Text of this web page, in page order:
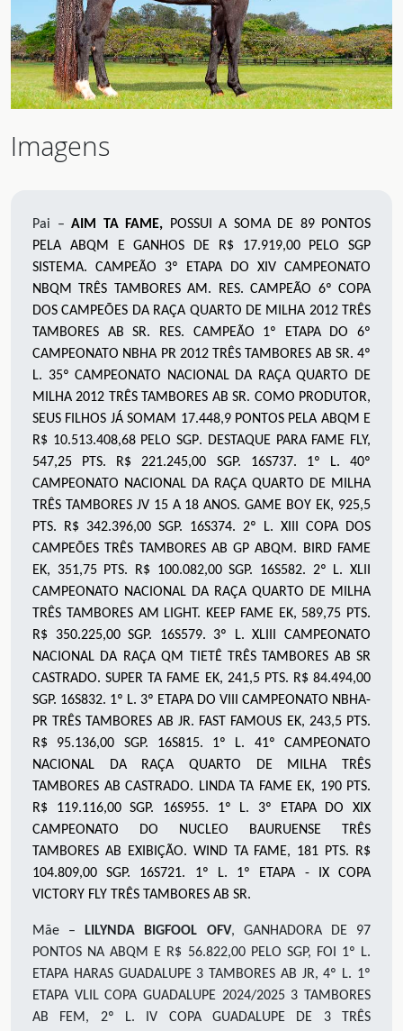
Imagens
Pai – AIM TA FAME, POSSUI A SOMA DE 89 PONTOS
PELA ABQM E GANHOS DE R$ 17.919,00 PELO SGP
SISTEMA. CAMPEÃO 3º ETAPA DO XIV CAMPEONATO
NBQM TRÊS TAMBORESAM. RES. CAMPEÃO 6º COPA
DOS CAMPEÕES DA RAÇA QUARTO DE MILHA 2012 TRÊS
TAMBORES AB SR. RES. CAMPEÃO 1º ETAPA DO 6º
CAMPEONATO NBHA PR 2012 TRÊS TAMBORES AB SR. 4º
L. 35º CAMPEONATO NACIONAL DA RAÇA QUARTO DE
MILHA 2012 TRÊS TAMBORES AB SR. COMO PRODUTOR,
SEUS FILHOS JÁ SOMAM 17.448,9 PONTOS PELA ABQM E
R$ 10.513.408,68 PELO SGP. DESTAQUE PARA FAME FLY,
547,25 PTS. R$ 221.245,00 SGP. 16S737. 1º L. 40º
CAMPEONATO NACIONAL DA RAÇA QUARTO DE MILHA
TRÊS TAMBORES JV 15 A 18 ANOS. GAME BOY EK, 925,5
PTS. R$ 342.396,00 SGP. 16S374. 2º L. XIII COPA DOS
CAMPEÕES TRÊS TAMBORES AB GP ABQM. BIRD FAME
EK, 351,75 PTS. R$ 100.082,00 SGP. 16S582. 2º L. XLII
CAMPEONATO NACIONAL DA RAÇA QUARTO DE MILHA
TRÊS TAMBORES AM LIGHT. KEEP FAME EK, 589,75 PTS.
R$ 350.225,00 SGP. 16S579. 3º L. XLIII CAMPEONATO
NACIONAL DA RAÇA QM TIETÊ TRÊS TAMBORES AB SR
CASTRADO. SUPER TA FAME EK, 241,5 PTS. R$ 84.494,00
SGP. 16S832. 1º L. 3º ETAPA DO VIII CAMPEONATO NBHA-
PR TRÊS TAMBORES AB JR. FAST FAMOUS EK, 243,5 PTS.
R$ 95.136,00 SGP. 16S815. 1º L. 41º CAMPEONATO
NACIONAL DA RAÇA QUARTO DE MILHA TRÊS
TAMBORES AB CASTRADO. LINDA TA FAME EK, 190 PTS.
R$ 119.116,00 SGP. 16S955. 1º L. 3º ETAPA DO XIX
CAMPEONATO DO NUCLEO BAURUENSE TRÊS
TAMBORES AB EXIBIÇÃO. WIND TA FAME, 181 PTS. R$
104.809,00 SGP. 16S721. 1º L. 1º ETAPA - IX COPA
VICTORY FLY TRÊS TAMBORES AB SR.
Mãe –LILYNDA BIGFOOL OFV, GANHADORA DE 97
PONTOS NA ABQM E R$ 56.822,00 PELO SGP, FOI 1º L.
ETAPA HARAS GUADALUPE 3 TAMBORES AB JR, 4º L. 1º
ETAPA VLIL COPA GUADALUPE 2024/2025 3 TAMBORES
AB FEM, 2º L. IV COPA GUADALUPE DE 3 TRÊS